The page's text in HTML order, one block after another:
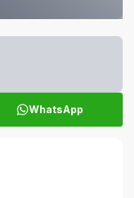
WhatsApp